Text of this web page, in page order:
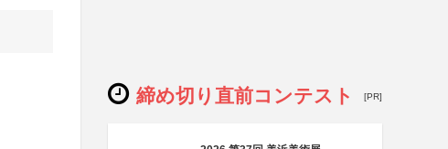
締め切り直前コンテスト [PR]